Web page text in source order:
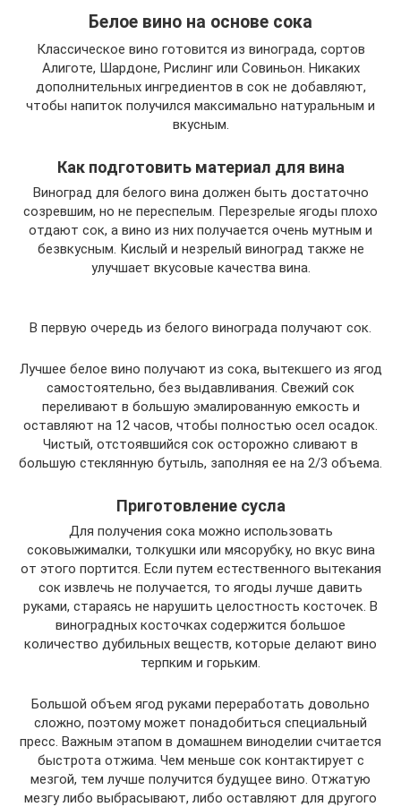
Белое вино на основе сока
Классическое вино готовится из винограда, сортов
Алиготе, Шардоне, Рислинг или Совиньон. Никаких
дополнительных ингредиентов в сок не добавляют,
чтобы напиток получился максимально натуральным и
вкусным.
Как подготовить материал для вина
Виноград для белого вина должен быть достаточно
созревшим, но не переспелым. Перезрелые ягоды плохо
отдают сок, а вино из них получается очень мутным и
безвкусным. Кислый и незрелый виноград также не
улучшает вкусовые качества вина.
В первую очередь из белого винограда получают сок.
Лучшее белое вино получают из сока, вытекшего из ягод
самостоятельно, без выдавливания. Свежий сок
переливают в большую эмалированную емкость и
оставляют на 12 часов, чтобы полностью осел осадок.
Чистый, отстоявшийся сок осторожно сливают в
большую стеклянную бутыль, заполняя ее на 2/3 объема.
Приготовление сусла
Для получения сока можно использовать
соковыжималки, толкушки или мясорубку, но вкус вина
от этого портится. Если путем естественного вытекания
сок извлечь не получается, то ягоды лучше давить
руками, стараясь не нарушить целостность косточек. В
виноградных косточках содержится большое
количество дубильных веществ, которые делают вино
терпким и горьким.
Большой объем ягод руками переработать довольно
сложно, поэтому может понадобиться специальный
пресс. Важным этапом в домашнем виноделии считается
быстрота отжима. Чем меньше сок контактирует с
мезгой, тем лучше получится будущее вино. Отжатую
мезгу либо выбрасывают, либо оставляют для другого